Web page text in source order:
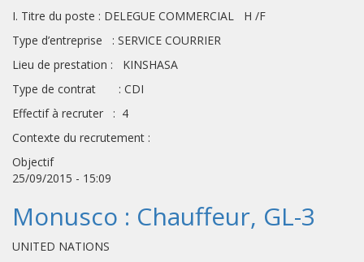
I. Titre du poste : DELEGUE COMMERCIAL H /F
Type d’entreprise : SERVICE COURRIER
Lieu de prestation : KINSHASA
Type de contrat : CDI
Effectif à recruter : 4
Contexte du recrutement :
Objectif
25/09/2015 - 15:09
Monusco : Chauffeur, GL-3
UNITED NATIONS